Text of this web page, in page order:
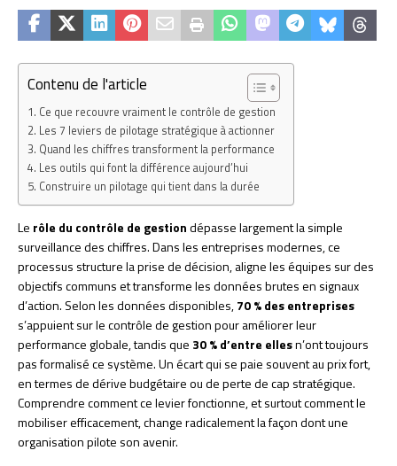
Contenu de l'article
Ce que recouvre vraiment le contrôle de gestion
Les 7 leviers de pilotage stratégique à actionner
Quand les chiffres transforment la performance
Les outils qui font la différence aujourd’hui
Construire un pilotage qui tient dans la durée
Le rôle du contrôle de gestiondépasse largement la simple
surveillance des chiffres. Dans les entreprises modernes, ce
processus structure la prise de décision, aligne les équipes sur des
objectifs communs et transforme les données brutes en signaux
d’action. Selon les données disponibles,70 % des entreprises
s’appuient sur le contrôle de gestion pour améliorer leur
performance globale, tandis que 30 % d’entre ellesn’ont toujours
pas formalisé ce système. Un écart qui se paie souvent au prix fort,
en termes de dérive budgétaire ou de perte de cap stratégique.
Comprendre comment ce levier fonctionne, et surtout comment le
mobiliser efficacement, change radicalement la façon dont une
organisation pilote son avenir.